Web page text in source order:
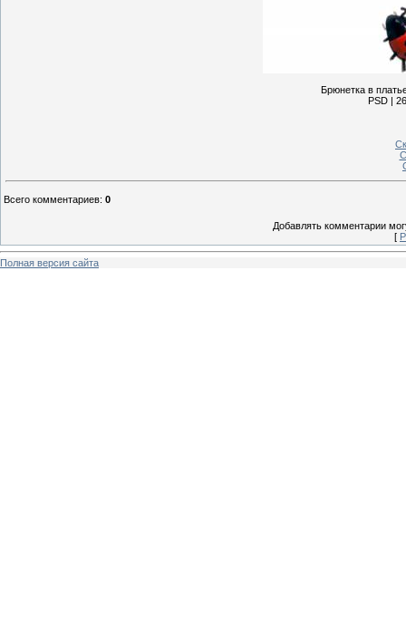
Брюнетка в
PSD |
Всего комментариев: 0
Добавлять комментарии
[
Полная версия сайта